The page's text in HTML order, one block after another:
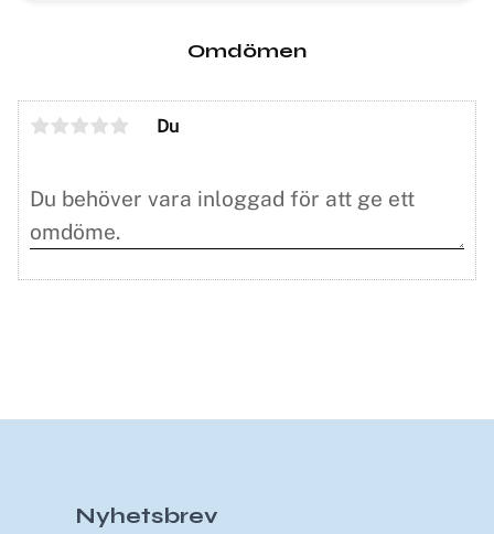
Omdömen
Du
Nyhetsbrev